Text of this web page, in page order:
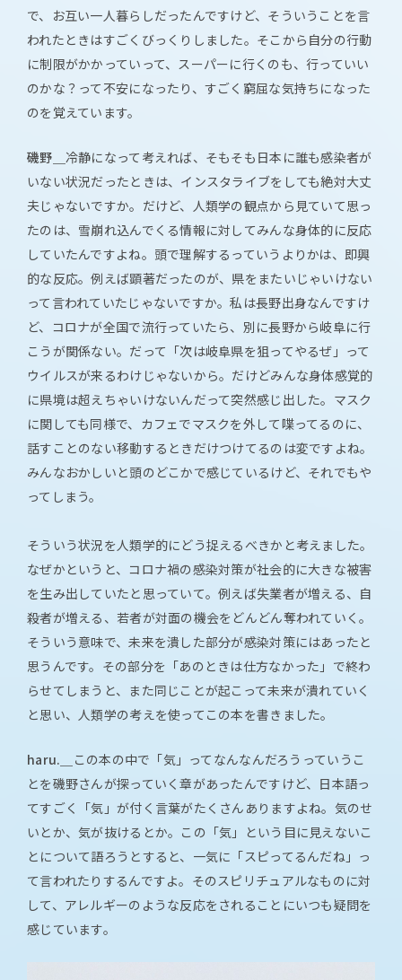
で、お互い一人暮らしだったんですけど、そういうことを言
われたときはすごくびっくりしました。そこから自分の行動
に制限がかかっていって、スーパーに行くのも、行っていい
のかな？って不安になったり、すごく窮屈な気持ちになった
のを覚えています。
磯野＿ 冷静になって考えれば、そもそも日本に誰も感染者が
いない状況だったときは、インスタライブをしても絶対大丈
夫じゃないですか。だけど、人類学の観点から見ていて思っ
たのは、雪崩れ込んでくる情報に対してみんな身体的に反応
していたんですよね。頭で理解するっていうよりかは、即興
的な反応。例えば顕著だったのが、県をまたいじゃいけない
って言われていたじゃないですか。私は長野出身なんですけ
ど、コロナが全国で流行っていたら、別に長野から岐阜に行
こうが関係ない。だって「次は岐阜県を狙ってやるぜ」って
ウイルスが来るわけじゃないから。だけどみんな身体感覚的
に県境は超えちゃいけないんだって突然感じ出した。マスク
に関しても同様で、カフェでマスクを外して喋ってるのに、
話すことのない移動するときだけつけてるのは変ですよね。
みんなおかしいと頭のどこかで感じているけど、それでもや
ってしまう。
そういう状況を人類学的にどう捉えるべきかと考えました。
なぜかというと、コロナ禍の感染対策が社会的に大きな被害
を生み出していたと思っていて。例えば失業者が増える、自
殺者が増える、若者が対面の機会をどんどん奪われていく。
そういう意味で、未来を潰した部分が感染対策にはあったと
思うんです。その部分を「あのときは仕方なかった」で終わ
らせてしまうと、また同じことが起こって未来が潰れていく
と思い、人類学の考えを使ってこの本を書きました。
haru.＿
この本の中で「気」ってなんなんだろうっていうこ
とを磯野さんが探っていく章があったんですけど、日本語っ
てすごく「気」が付く言葉がたくさんありますよね。気のせ
いとか、気が抜けるとか。この「気」という目に見えないこ
とについて語ろうとすると、一気に「スピってるんだね」っ
て言われたりするんですよ。そのスピリチュアルなものに対
して、アレルギーのような反応をされることにいつも疑問を
感じています。